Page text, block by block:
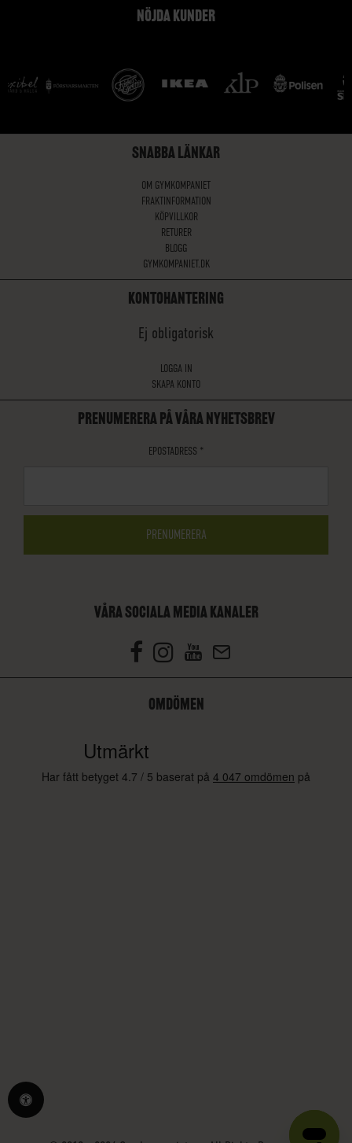
NÖJDA KUNDER
SNABBA LÄNKAR
OM GYMKOMPANIET
FRAKTINFORMATION
KÖPVILLKOR
RETURER
BLOGG
GYMKOMPANIET.DK
KONTOHANTERING
Ej obligatorisk
LOGGA IN
SKAPA KONTO
PRENUMERERA PÅ VÅRA NYHETSBREV
EPOSTADRESS *
VÅRA SOCIALA MEDIA KANALER
OMDÖMEN